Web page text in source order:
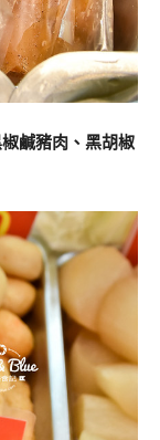
鹹豬肉、黑胡椒